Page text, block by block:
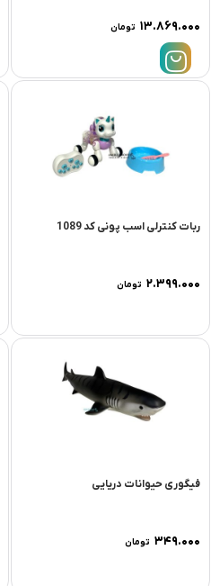
۱۳.۸۶۹.۰۰۰ تومان
ربات کنترلی اسب پونی کد 1089
۲.۳۹۹.۰۰۰ تومان
فیگوری حیوانات دریایی
۳۴۹.۰۰۰ تومان